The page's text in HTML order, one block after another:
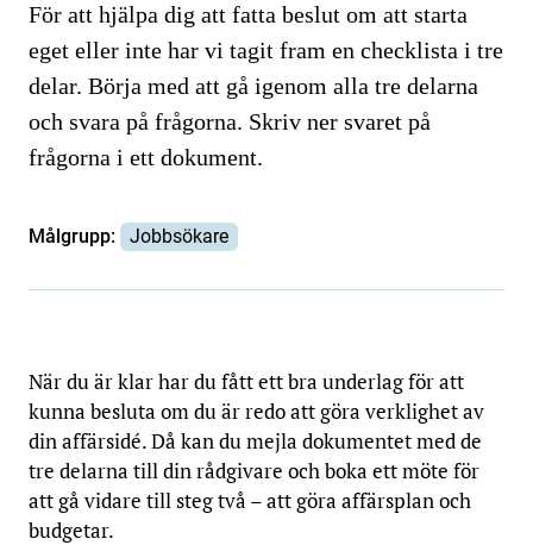
För att hjälpa dig att fatta beslut om att starta
eget eller inte har vi tagit fram en checklista i tre
delar. Börja med att gå igenom alla tre delarna
och svara på frågorna. Skriv ner svaret på
frågorna i ett dokument.
Målgrupp: Jobbsökare
När du är klar har du fått ett bra underlag för att
kunna besluta om du är redo att göra verklighet av
din affärsidé. Då kan du mejla dokumentet med de
tre delarna till din rådgivare och boka ett möte för
att gå vidare till steg två – att göra affärsplan och
budgetar.